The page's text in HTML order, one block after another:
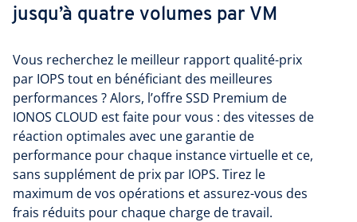
jusqu’à quatre volumes par VM
Vous recherchez le meilleur rapport qualité-prix
par IOPS tout en bénéficiant des meilleures
performances ? Alors, l’offre SSD Premium de
IONOS CLOUD est faite pour vous : des vitesses de
réaction optimales avec une garantie de
performance pour chaque instance virtuelle et ce,
sans supplément de prix par IOPS. Tirez le
maximum de vos opérations et assurez-vous des
frais réduits pour chaque charge de travail.